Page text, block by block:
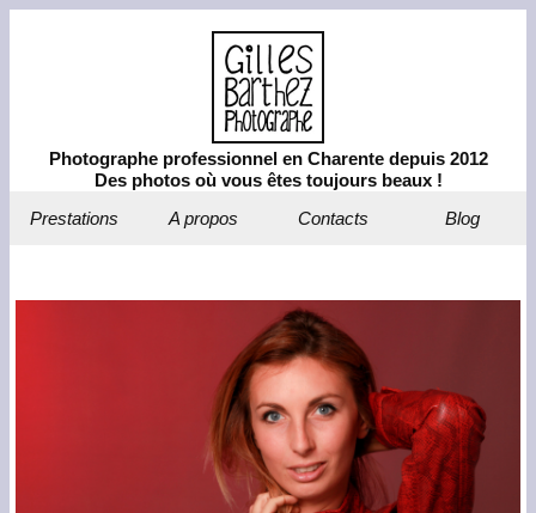
Photographe professionnel en Charente depuis 2012
Des photos où vous êtes toujours beaux !
Prestations
A propos Contacts Blog